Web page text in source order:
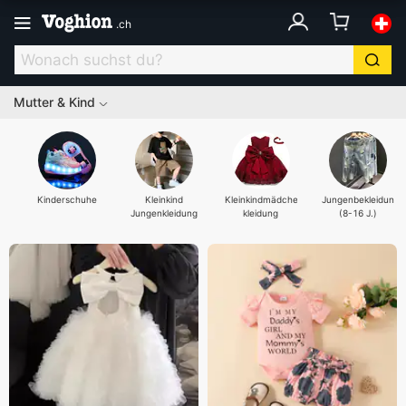
.ch
Mutter & Kind
Kinderschuhe
Kleinkind
Jungenkleidung
Kleinkindmädchen-
kleidung
Jungenbekleidung
(8-16 J.)